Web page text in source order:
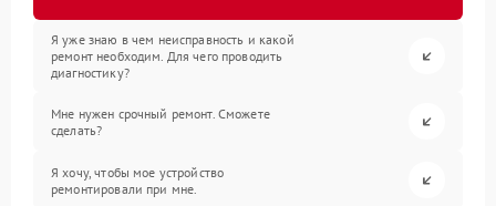
Я уже знаю в чем неисправность и какой
ремонт необходим. Для чего проводить
диагностику?
Мне нужен срочный ремонт. Сможете
сделать?
Я хочу, чтобы мое устройство
ремонтировали при мне.